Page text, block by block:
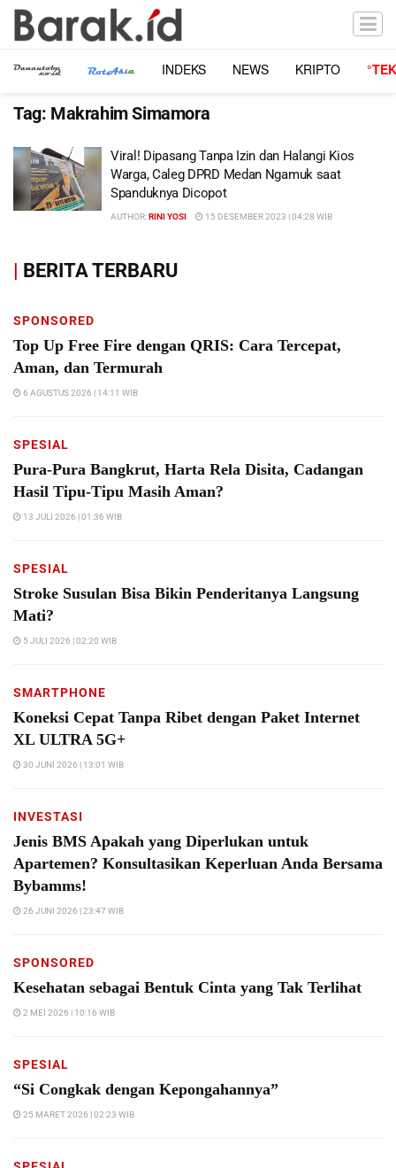
INDEKS NEWS KRIPTO
Tag: Makrahim Simamora
Viral! Dipasang Tanpa Izin dan Halangi Kios
Warga, Caleg DPRD Medan Ngamuk saat
Spanduknya Dicopot
AUTHOR:RINI YOSI 15 DESEMBER 2023 | 04:28 WIB
| BERITA TERBARU
SPONSORED
Top Up Free Fire dengan QRIS: Cara Tercepat,
Aman, dan Termurah
6 AGUSTUS 2026 | 14:11 WIB
SPESIAL
Pura-Pura Bangkrut, Harta Rela Disita, Cadangan
Hasil Tipu-Tipu Masih Aman?
13 JULI 2026 | 01:36 WIB
SPESIAL
Stroke Susulan Bisa Bikin Penderitanya Langsung
Mati?
5 JULI 2026 | 02:20 WIB
SMARTPHONE
Koneksi Cepat Tanpa Ribet dengan Paket Internet
XL ULTRA 5G+
30 JUNI 2026 | 13:01 WIB
INVESTASI
Jenis BMS Apakah yang Diperlukan untuk
Apartemen? Konsultasikan Keperluan Anda Bersama
Bybamms!
26 JUNI 2026 | 23:47 WIB
SPONSORED
Kesehatan sebagai Bentuk Cinta yang Tak Terlihat
2 MEI 2026 | 10:16 WIB
SPESIAL
“Si Congkak dengan Kepongahannya”
25 MARET 2026 | 02:23 WIB